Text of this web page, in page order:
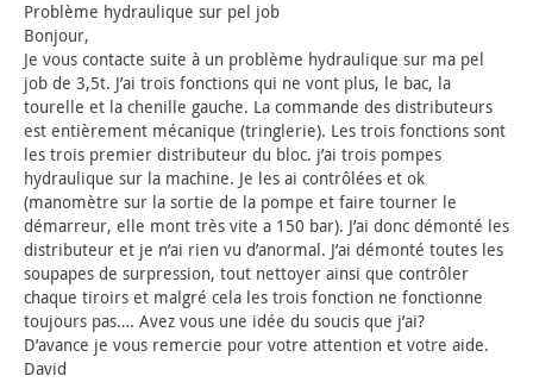
Problème hydraulique sur pel job
Bonjour,
Je vous contacte suite à un problème hydraulique sur ma pel
job de 3,5t. J’ai trois fonctions qui ne vont plus, le bac, la
tourelle et la chenille gauche. La commande des distributeurs
est entièrement mécanique (tringlerie). Les trois fonctions sont
les trois premier distributeur du bloc. j’ai trois pompes
hydraulique sur la machine. Je les ai contrôlées et ok
(manomètre sur la sortie de la pompe et faire tourner le
démarreur, elle mont très vite a 150 bar). J’ai donc démonté les
distributeur et je n’ai rien vu d’anormal. J’ai démonté toutes les
soupapes de surpression, tout nettoyer ainsi que contrôler
chaque tiroirs et malgré cela les trois fonction ne fonctionne
toujours pas…. Avez vous une idée du soucis que j’ai?
D’avance je vous remercie pour votre attention et votre aide.
David